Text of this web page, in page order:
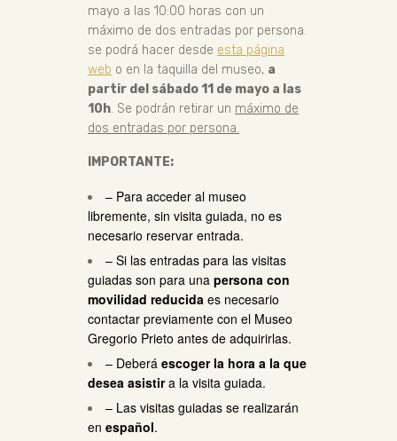
mayo a las 10:00 horas con un
máximo de dos entradas por persona.
se podrá hacer desde esta página
web o en la taquilla del museo, a
partir del sábado 11 de mayo a las
10h. Se podrán retirar un máximo de
dos entradas por persona.
IMPORTANTE:
– Para acceder al museo
libremente, sin visita guiada, no es
necesario reservar entrada.
– Si las entradas para las visitas
guiadas son para una persona con
movilidad reducida es necesario
contactar previamente con el Museo
Gregorio Prieto antes de adquirirlas.
– Deberá escoger la hora a la que
desea asistira la visita guiada.
– Las visitas guiadas se realizarán
en español.